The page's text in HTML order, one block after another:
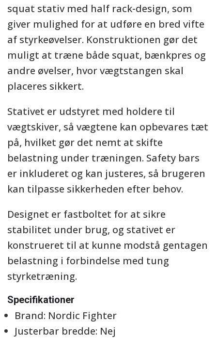
squat stativ med half rack-design, som
giver mulighed for at udføre en bred vifte
af styrkeøvelser. Konstruktionen gør det
muligt at træne både squat, bænkpres og
andre øvelser, hvor vægtstangen skal
placeres sikkert.
Stativet er udstyret med holdere til
vægtskiver, så vægtene kan opbevares tæt
på, hvilket gør det nemt at skifte
belastning under træningen. Safety bars
er inkluderet og kan justeres, så brugeren
kan tilpasse sikkerheden efter behov.
Designet er fastboltet for at sikre
stabilitet under brug, og stativet er
konstrueret til at kunne modstå gentagen
belastning i forbindelse med tung
styrketræning.
Specifikationer
Brand: Nordic Fighter
Justerbar bredde: Nej